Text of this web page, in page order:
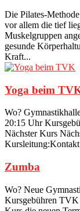
Die Pilates-
vor allem die tief
Muskelgruppen
gesunde
Kraft...
Yoga beim
Wo?
20:15 Uhr
Nächster Kurs
Zumba
Wo? Neue
Kursgebühren